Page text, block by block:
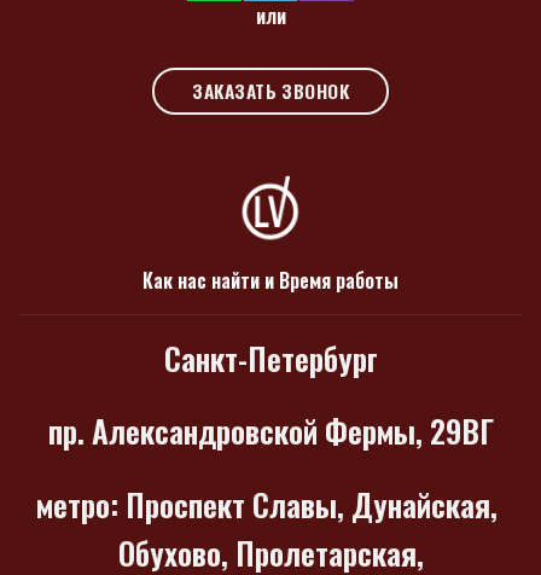
или
ЗАКАЗАТЬ ЗВОНОК
Как нас найти и Время работы
Санкт-Петербург
пр. Александровской Фермы, 29ВГ
метро: Проспект Славы, Дунайская,
Обухово, Пролетарская,